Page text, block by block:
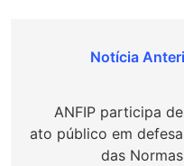
Navegação
Post
ANFIP participa de
ato público em defesa
das Normas